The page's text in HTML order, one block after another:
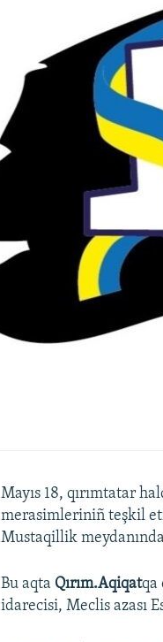
Mayıs 18, qırımtatar
merasimleriniñ teşkil
Mustaqillik
Bu aqta Qırım.Aqiqatqa
idarecisi, Meclis azası